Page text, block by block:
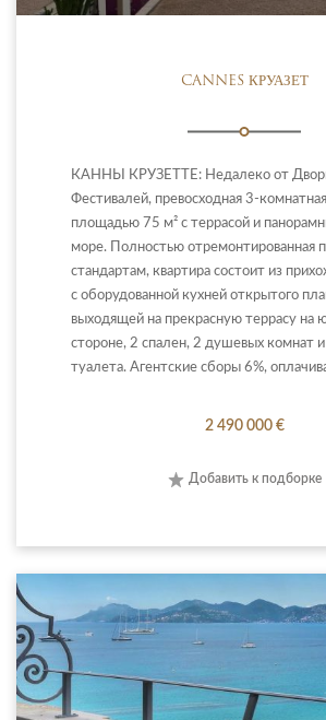
CANNES КРУАЗЕТ
КАННЫ КРУЗЕТТЕ: Недалеко от
Фестивалей, превосходная 3-
площадью 75 м² с террасой и
море. Полностью отремонтированная
стандартам, квартира состоит из
с оборудованной кухней открытого
выходящей на прекрасную террасу на
стороне, 2 спален, 2 душевых комнат и
туалета. Агентские сборы 6%,
2 490 000 €
Добавить к подборке